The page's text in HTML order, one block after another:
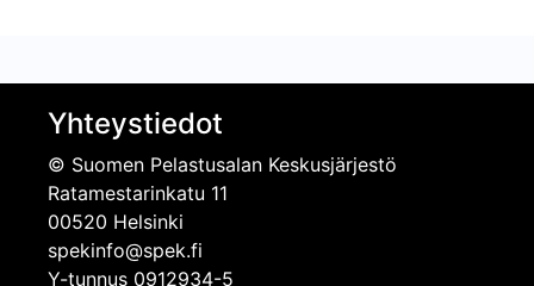
Yhteystiedot
© Suomen Pelastusalan Keskusjärjestö
Ratamestarinkatu 11
00520 Helsinki
spekinfo@spek.fi
Y-tunnus 0912934-5